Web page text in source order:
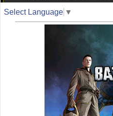
Select Language ▼